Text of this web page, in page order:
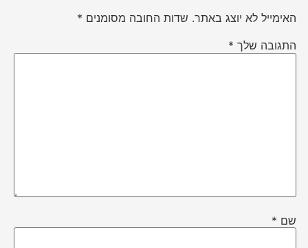
האימייל לא יוצג באתר. שדות החובה מסומנים *
התגובה שלך *
שם *